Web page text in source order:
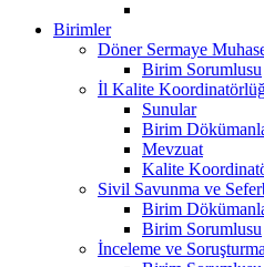
Birimler
Döner Sermaye
Birim Sorumlusu
İl Kalite
Sunular
Birim
Mevzuat
Kalite
Sivil Savunma ve
Birim
Birim Sorumlusu
İnceleme ve